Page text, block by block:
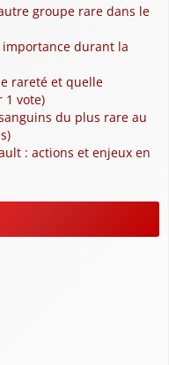
groupe rare dans le
durant la
rareté et quelle
1 vote)
du plus rare au
: actions et enjeux en